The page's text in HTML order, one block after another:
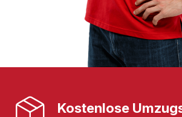
Kostenlose